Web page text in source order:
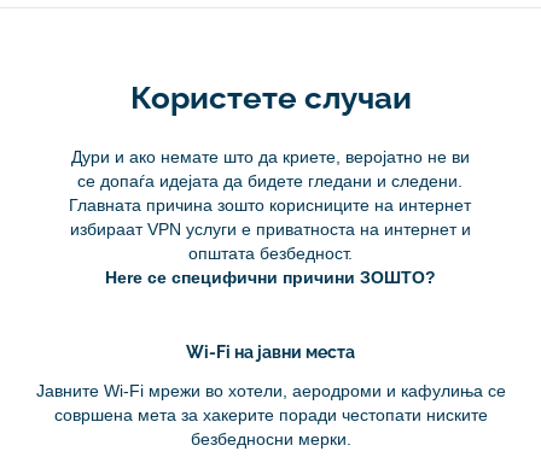
Користете случаи
Дури и ако немате што да криете, веројатно не ви
се допаѓа идејата да бидете гледани и следени.
Главната причина зошто корисниците на интернет
избираат VPN услуги е приватноста на интернет и
општата безбедност.
Here се специфични причини ЗОШТО?
Wi-Fi на јавни места
Јавните Wi-Fi мрежи во хотели, аеродроми и кафулиња се
совршена мета за хакерите поради честопати ниските
безбедносни мерки.